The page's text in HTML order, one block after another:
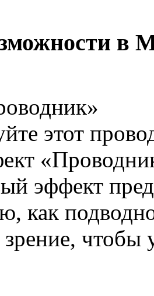
в
этот
эффект
как
чтобы